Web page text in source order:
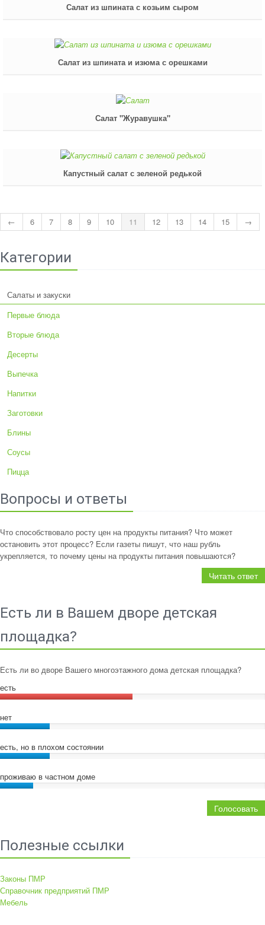
Салат из шпината с козьим сыром
Салат из шпината и изюма с орешками
Салат "Журавушка"
Капустный салат с зеленой редькой
← 6 7 8 9 10 11 12 13 14 15 →
Категории
Салаты и закуски
Первые блюда
Вторые блюда
Десерты
Выпечка
Напитки
Заготовки
Блины
Соусы
Пицца
Вопросы и ответы
Что способствовало росту цен на продукты питания? Что может
остановить этот процесс? Если газеты пишут, что наш рубль
укрепляется, то почему цены на продукты питания повышаются?
Читать ответ
Есть ли в Вашем дворе детская
площадка?
Есть ли во дворе Вашего многоэтажного дома детская площадка?
есть
нет
есть, но в плохом состоянии
проживаю в частном доме
Голосовать
Полезные ссылки
Законы ПМР
Справочник предприятий ПМР
Мебель